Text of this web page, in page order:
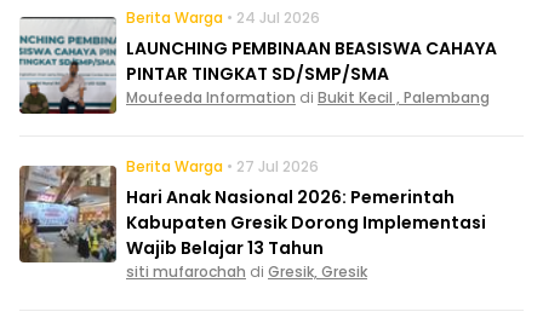
Berita Warga • 24 Jul 2026
LAUNCHING PEMBINAAN BEASISWA CAHAYA
PINTAR TINGKAT SD/SMP/SMA
Moufeeda Information di Bukit Kecil , Palembang
Berita Warga • 27 Jul 2026
Hari Anak Nasional 2026: Pemerintah
Kabupaten Gresik Dorong Implementasi
Wajib Belajar 13 Tahun
siti mufarochah di Gresik, Gresik